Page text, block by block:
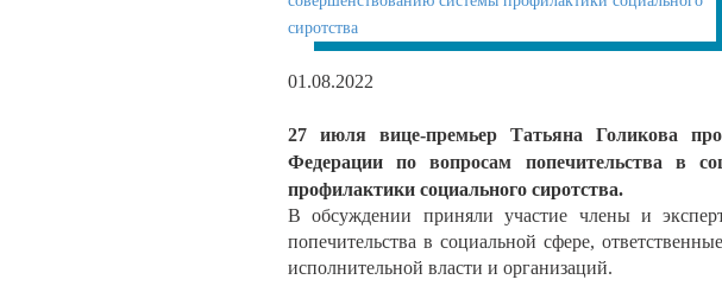
01.08.2022
27 июля вице-премьер Татьяна Голикова
Федерациипо вопросам попечительства в
профилактики социального сиротства.
В обсуждении приняли участие члены и
попечительства в социальной сфере,
исполнительной власти и организаций.